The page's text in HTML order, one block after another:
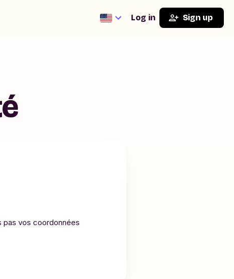
Log in Sign up
pas vos coordonnées